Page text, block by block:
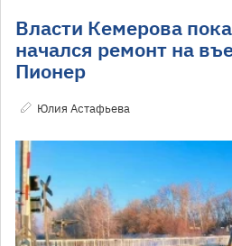
Власти Кемерова
начался ремонт на
Пионер
Юлия Астафьева